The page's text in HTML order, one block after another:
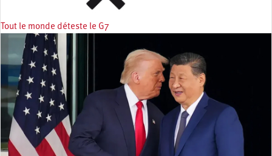
Tout le monde déteste le G7